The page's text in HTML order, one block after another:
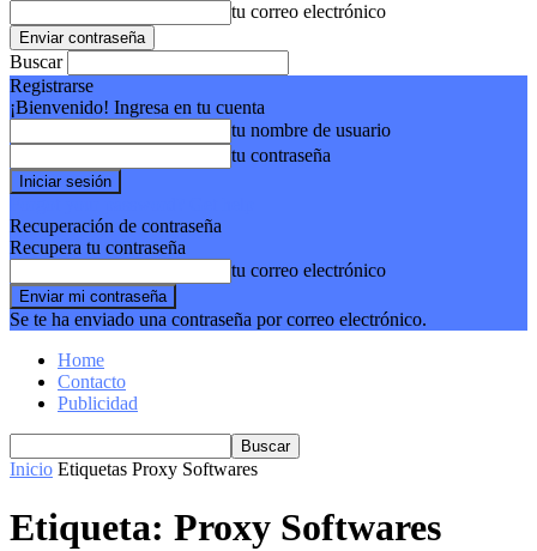
tu correo electrónico
Buscar
Registrarse
¡Bienvenido! Ingresa en tu cuenta
tu nombre de usuario
tu contraseña
Recuperación de contraseña
Recupera tu contraseña
tu correo electrónico
Se te ha enviado una contraseña por correo electrónico.
Home
Contacto
Publicidad
Inicio Etiquetas Proxy Softwares
Etiqueta: Proxy Softwares